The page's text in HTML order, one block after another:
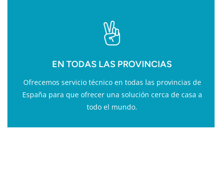
EN TODAS LAS PROVINCIAS
Ofrecemos servicio técnico en todas las provincias de
España para que ofrecer una solución cerca de casa a
todo el mundo.